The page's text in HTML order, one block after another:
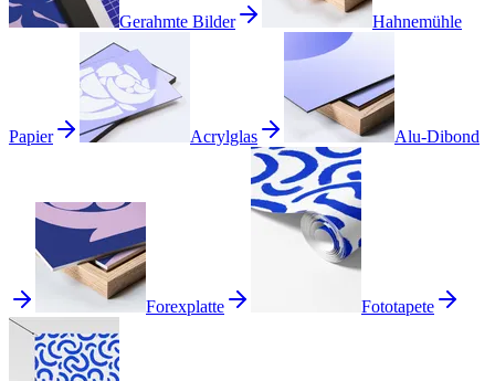
Gerahmte Bilder Hahnemühle
Papier Acrylglas Alu-Dibond
Forexplatte Fototapete